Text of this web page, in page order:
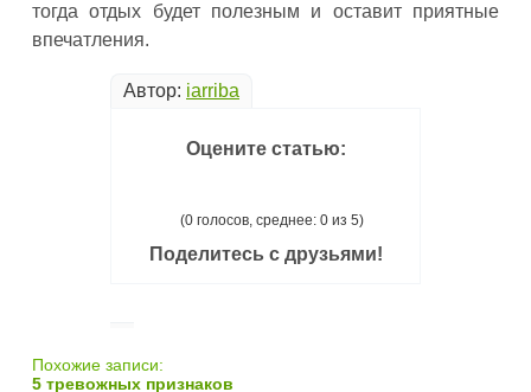
тогда отдых будет полезным и оставит приятные
впечатления.
Автор: iarriba
Оцените статью:
(0 голосов, среднее: 0 из 5)
Поделитесь с друзьями!
Похожие записи:
5 тревожных признаков